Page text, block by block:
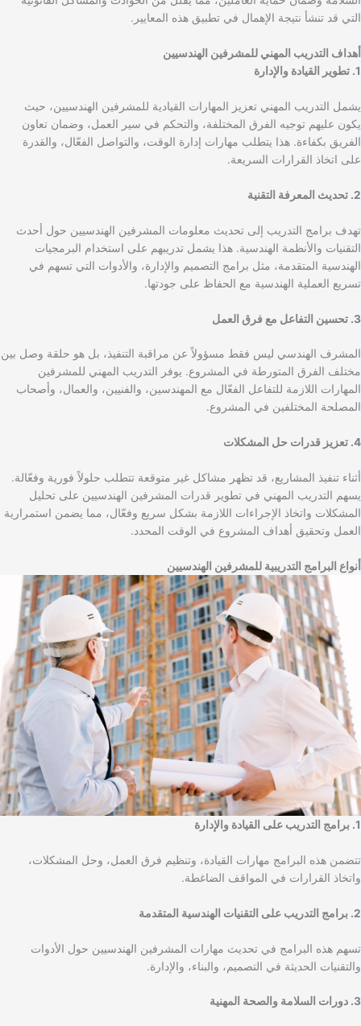
التي قد تنشأ نتيجة الإهمال في تطبيق هذه المعايير.
أهداف التدريب المهني للمشرفين الهندسيين
1. تطوير القيادة والإدارة
يشمل التدريب المهني تعزيز المهارات القيادية للمشرفين الهندسيين، حيث
يكون عليهم توجيه الفرق المختلفة، والتحكم في سير العمل، وضمان تعاون
الفريق بكفاءة. هذا يتطلب مهارات إدارة الوقت، والتواصل الفعّال، والقدرة
على اتخاذ القرارات السريعة.
2. تحديث المعرفة التقنية
تهدف برامج التدريب إلى تحديث معلومات المشرفين الهندسيين حول أحدث
التقنيات والأنظمة الهندسية. هذا يشمل تدريبهم على استخدام البرمجيات
الهندسية المتقدمة، مثل برامج التصميم والإدارة، والأدوات التي تسهم في
تسريع العملية الهندسية مع الحفاظ على جودتها.
3. تحسين التفاعل مع فرق العمل
المشرف الهندسي ليس فقط مسؤولاً عن مراقبة التنفيذ، بل هو حلقة وصل بين
مختلف الفرق المتورطة في المشروع. يوفر التدريب المهني للمشرفين
المهارات اللازمة للتفاعل الفعّال مع المهندسين، والفنيين، والعمال، وأصحاب
المصلحة المختلفين في المشروع.
4. تعزيز قدرات حل المشكلات
أثناء تنفيذ المشاريع، قد تظهر مشاكل غير متوقعة تتطلب حلولاً فورية وفعّالة.
يسهم التدريب المهني في تطوير قدرات المشرفين الهندسيين على تحليل
المشكلات واتخاذ الإجراءات اللازمة بشكل سريع وفعّال، مما يضمن استمرارية
العمل وتحقيق أهداف المشروع في الوقت المحدد.
أنواع البرامج التدريبية للمشرفين الهندسيين
1. برامج التدريب على القيادة والإدارة
تتضمن هذه البرامج مهارات القيادة، وتنظيم فرق العمل، وحل المشكلات،
واتخاذ القرارات في المواقف الضاغطة.
2. برامج التدريب على التقنيات الهندسية المتقدمة
تسهم هذه البرامج في تحديث مهارات المشرفين الهندسيين حول الأدوات
والتقنيات الحديثة في التصميم، والبناء، والإدارة.
3. دورات السلامة والصحة المهنية